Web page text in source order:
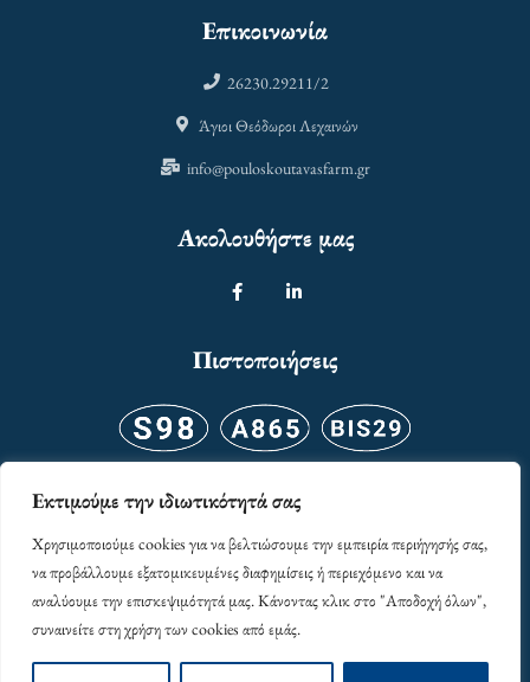
Εκτιμούμε την ιδιωτικότητά σας
Χρησιμοποιούμε cookies για να βελτιώσουμε την εμπειρία περιήγησής σας,
να προβάλλουμε εξατομικευμένες διαφημίσεις ή περιεχόμενο και να
αναλύουμε την επισκεψιμότητά μας. Κάνοντας κλικ στο "Αποδοχή όλων",
συναινείτε στη χρήση των cookies από εμάς.
Επικοινωνία
26230.29211/2
Άγιοι Θεόδωροι Λεχαινών
info@pouloskoutavasfarm.gr
Ακολουθήστε μας
Πιστοποιήσεις